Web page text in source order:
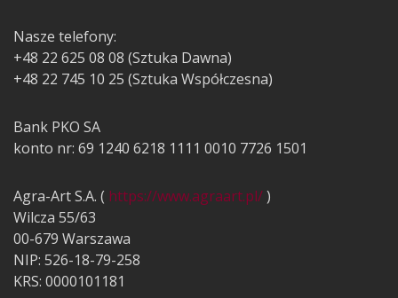
Nasze telefony:
+48 22 625 08 08 (Sztuka Dawna)
+48 22 745 10 25 (Sztuka Współczesna)
Bank PKO SA
konto nr: 69 1240 6218 1111 0010 7726 1501
Agra-Art S.A. ( https://www.agraart.pl/)
Wilcza 55/63
00-679 Warszawa
NIP: 526-18-79-258
KRS: 0000101181